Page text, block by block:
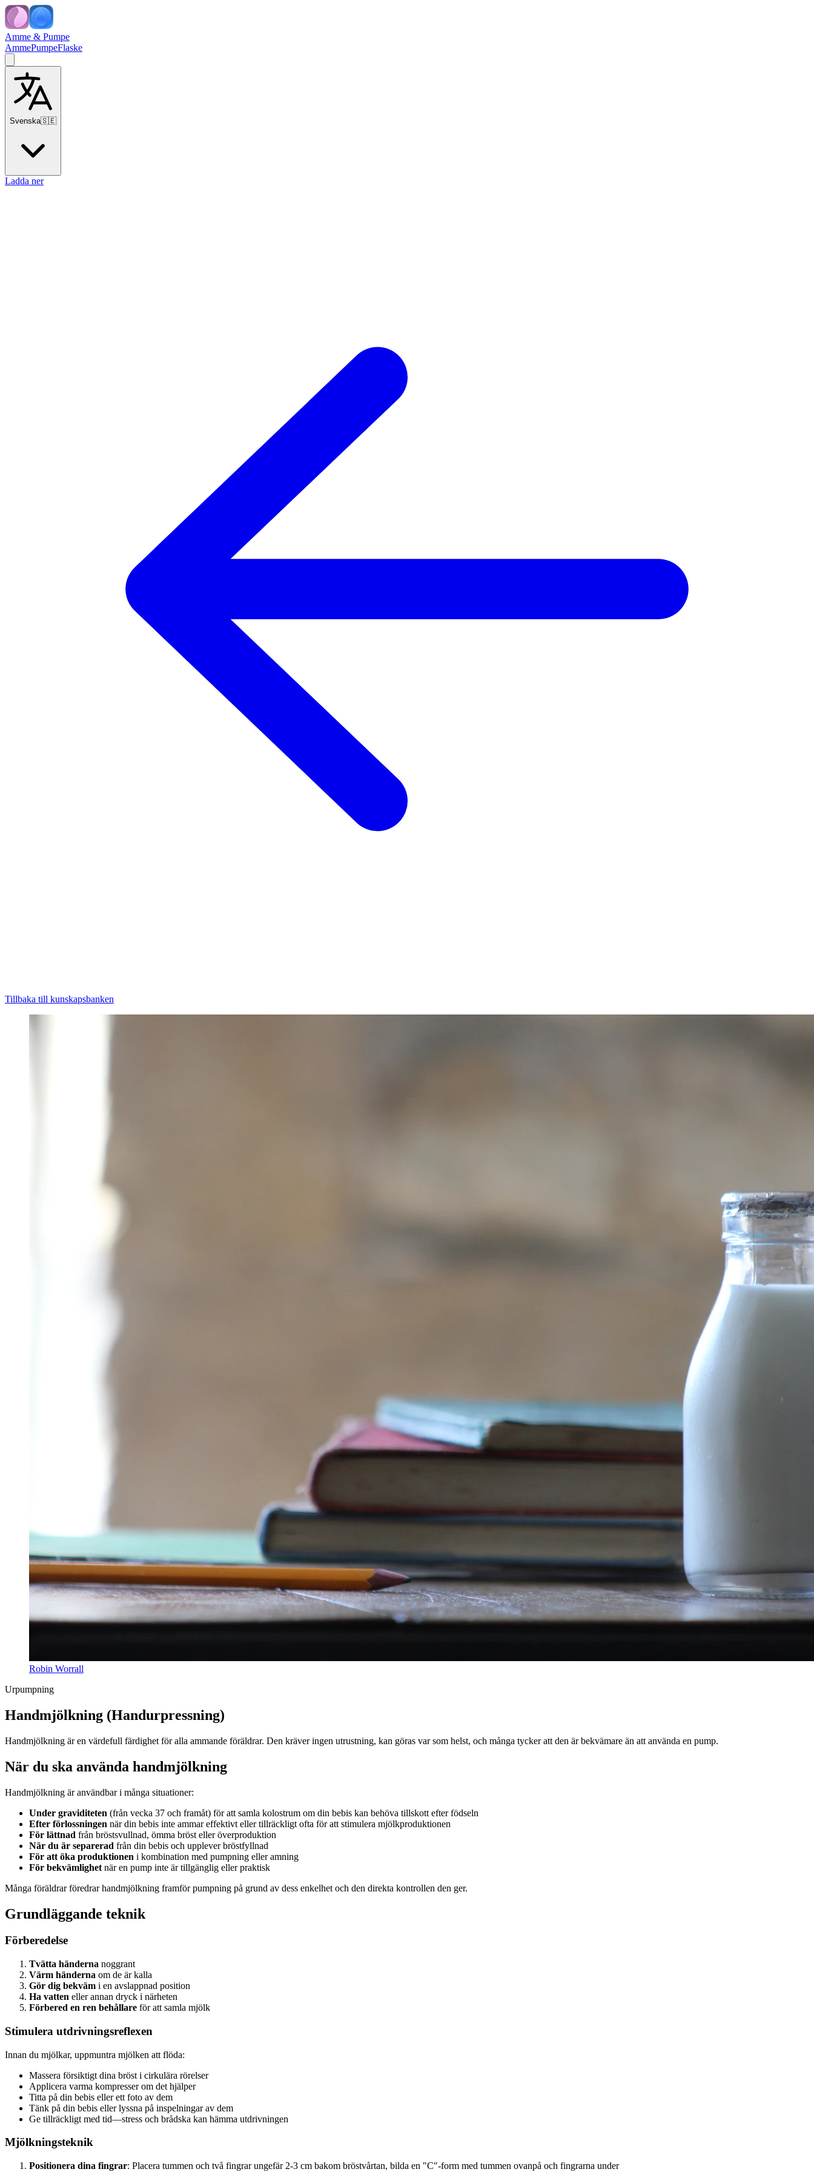
Amme & Pumpe
AmmePumpeFlaske
Svenska🇸🇪
Ladda ner
Tillbaka till kunskapsbanken
Robin Worrall
Urpumpning
Handmjölkning (Handurpressning)
Handmjölkning är en värdefull färdighet för alla ammande föräldrar. Den kräver ingen utrustning, kan göras var som helst, och många tycker att den är bekvämare än att använda en pump.
När du ska använda handmjölkning
Handmjölkning är användbar i många situationer:
Under graviditeten (från vecka 37 och framåt) för att samla kolostrum om din bebis kan behöva tillskott efter födseln
Efter förlossningen när din bebis inte ammar effektivt eller tillräckligt ofta för att stimulera mjölkproduktionen
För lättnad från bröstsvullnad, ömma bröst eller överproduktion
När du är separerad från din bebis och upplever bröstfyllnad
För att öka produktionen i kombination med pumpning eller amning
För bekvämlighet när en pump inte är tillgänglig eller praktisk
Många föräldrar föredrar handmjölkning framför pumpning på grund av dess enkelhet och den direkta kontrollen den ger.
Grundläggande teknik
Förberedelse
Tvätta händerna noggrant
Värm händerna om de är kalla
Gör dig bekväm i en avslappnad position
Ha vatten eller annan dryck i närheten
Förbered en ren behållare för att samla mjölk
Stimulera utdrivningsreflexen
Innan du mjölkar, uppmuntra mjölken att flöda:
Massera försiktigt dina bröst i cirkulära rörelser
Applicera varma kompresser om det hjälper
Titta på din bebis eller ett foto av dem
Tänk på din bebis eller lyssna på inspelningar av dem
Ge tillräckligt med tid—stress och brådska kan hämma utdrivningen
Mjölkningsteknik
Positionera dina fingrar: Placera tummen och två fingrar ungefär 2-3 cm bakom bröstvårtan, bilda en "C"-form med tummen ovanpå och fingrarna under